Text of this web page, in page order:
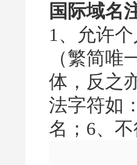
国际域名
1、允许
（繁简
体，反之
法字符如
名；6、